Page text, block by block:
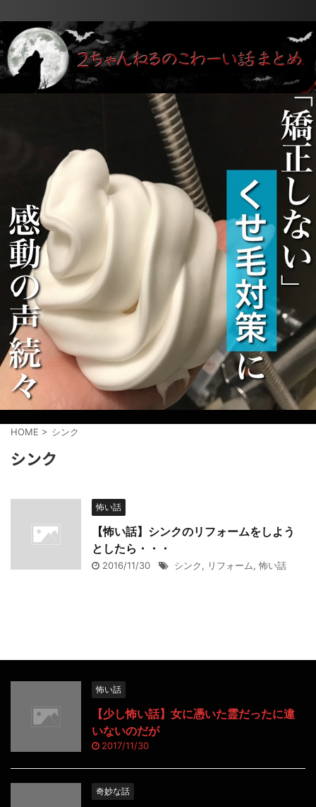
HOME > シンク
シンク
怖い話
【怖い話】シンクのリフォームをしよう
としたら・・・
2016/11/30 シンク, リフォーム, 怖い話
怖い話
【少し怖い話】女に憑いた霊だったに違
いないのだが
2017/11/30
奇妙な話